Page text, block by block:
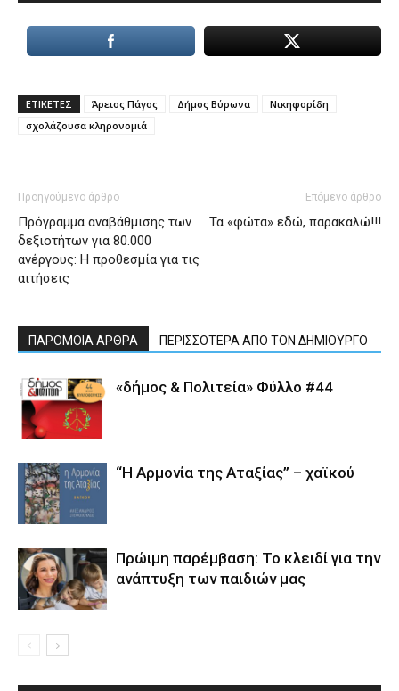
ΕΤΙΚΕΤΕΣ Άρειος Πάγος Δήμος Βύρωνα
Νικηφορίδη
σχολάζουσα κληρονομιά
Προηγούμενο άρθρο
Πρόγραμμα αναβάθμισης των
δεξιοτήτων για 80.000
ανέργους: Η προθεσμία για τις
αιτήσεις
Επόμενο άρθρο
Τα «φώτα» εδώ, παρακαλώ!!!
ΠΑΡΟΜΟΙΑ ΑΡΘΡΑ ΠΕΡΙΣΣΟΤΕΡΑ ΑΠΟ ΤΟΝ ΔΗΜΙΟΥΡΓΟ
«δήμος & Πολιτεία» Φύλλο #44
“Η Αρμονία της Αταξίας” – χαϊκού
Πρώιμη παρέμβαση: Το κλειδί για την
ανάπτυξη των παιδιών µας